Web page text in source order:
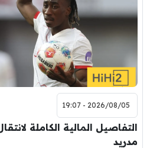
2026/08/05 - 19:07
التفاصيل المالية الكاملة
مدريد